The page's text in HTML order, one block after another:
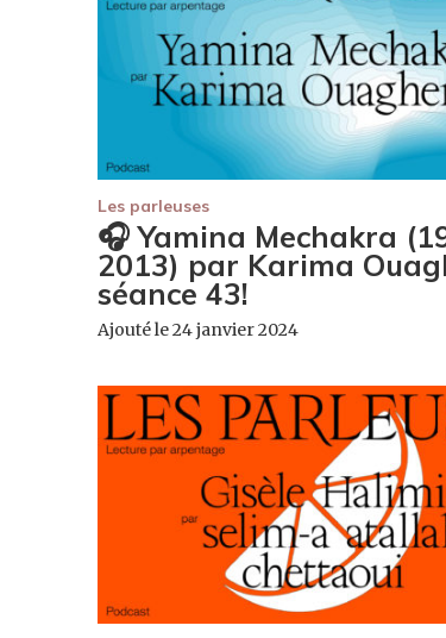
Les parleuses
🎧 Yamina Mechakra
2013) par Karima
séance 43!
Ajouté le 24 janvier 2024